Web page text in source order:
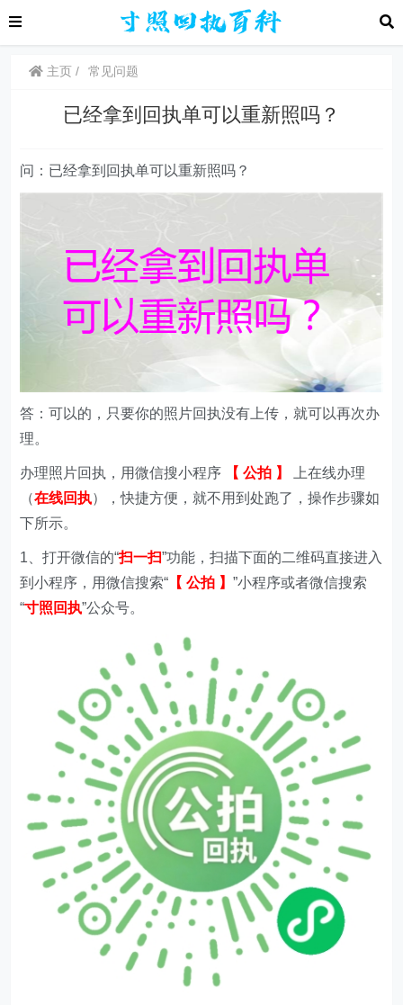
主页 常见问题
已经拿到回执单可以重新照吗？
问：已经拿到回执单可以重新照吗？
答：可以的，只要你的照片回执没有上传，就可以再次办
理。
办理照片回执，用微信搜小程序 【 公拍 】
上在线办理
（在线回执），快捷方便，就不用到处跑了，操作步骤如
下所示。
1、打开微信的“扫一扫”功能，扫描下面的二维码直接进入
到小程序，用微信搜索“ 【 公拍 】”小程序或者微信搜索
“寸照回执”公众号。